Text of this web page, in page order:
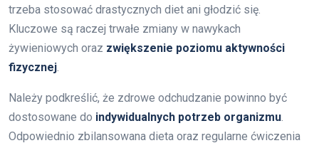
trzeba stosować drastycznych diet ani głodzić się.
Kluczowe są raczej trwałe zmiany w nawykach
żywieniowych oraz zwiększenie poziomu aktywności
fizycznej.
Należy podkreślić, że zdrowe odchudzanie powinno być
dostosowane do indywidualnych potrzeb organizmu.
Odpowiednio zbilansowana dieta oraz regularne ćwiczenia